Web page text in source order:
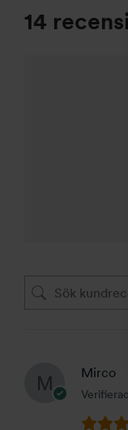
14
Mirco